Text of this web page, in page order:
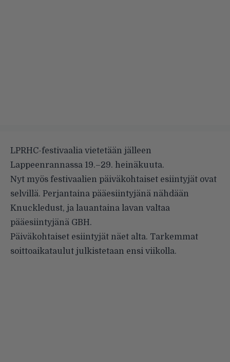
LPRHC-festivaalia vietetään jälleen
Lappeenrannassa 19.–29. heinäkuuta.
Nyt myös festivaalien päiväkohtaiset esiintyjät ovat
selvillä. Perjantaina pääesiintyjänä nähdään
Knuckledust, ja lauantaina lavan valtaa
pääesiintyjänä GBH.
Päiväkohtaiset esiintyjät näet alta. Tarkemmat
soittoaikataulut julkistetaan ensi viikolla.